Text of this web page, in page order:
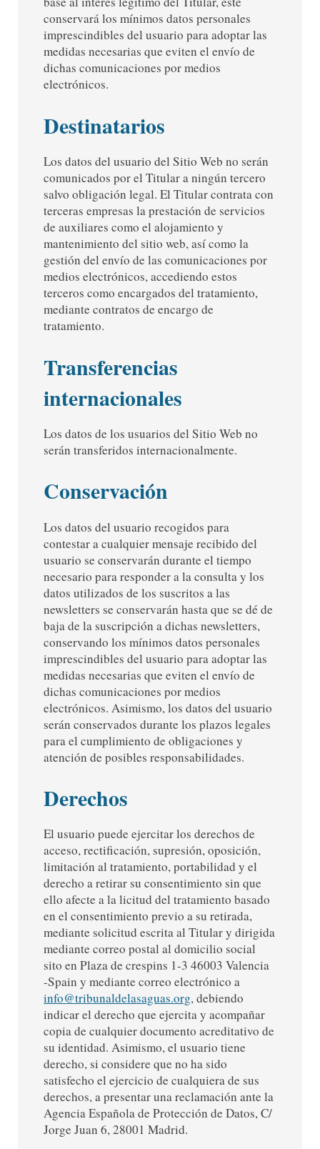
conservará los mínimos datos personales
imprescindibles del usuario para adoptar las
medidas necesarias que eviten el envío de
dichas comunicaciones por medios
electrónicos.
Destinatarios
Los datos del usuario del Sitio Web no serán
comunicados por el Titular a ningún tercero
salvo obligación legal. El Titular contrata con
terceras empresas la prestación de servicios
de auxiliares como el alojamiento y
mantenimiento del sitio web, así como la
gestión del envío de las comunicaciones por
medios electrónicos, accediendo estos
terceros como encargados del tratamiento,
mediante contratos de encargo de
tratamiento.
Transferencias
internacionales
Los datos de los usuarios del Sitio Web no
serán transferidos internacionalmente.
Conservación
Los datos del usuario recogidos para
contestar a cualquier mensaje recibido del
usuario se conservarán durante el tiempo
necesario para responder a la consulta y los
datos utilizados de los suscritos a las
newsletters se conservarán hasta que se dé de
baja de la suscripción a dichas newsletters,
conservando los mínimos datos personales
imprescindibles del usuario para adoptar las
medidas necesarias que eviten el envío de
dichas comunicaciones por medios
electrónicos. Asimismo, los datos del usuario
serán conservados durante los plazos legales
para el cumplimiento de obligaciones y
atención de posibles responsabilidades.
Derechos
El usuario puede ejercitar los derechos de
acceso, rectificación, supresión, oposición,
limitación al tratamiento, portabilidad y el
derecho a retirar su consentimiento sin que
ello afecte a la licitud del tratamiento basado
en el consentimiento previo a su retirada,
mediante solicitud escrita al Titular y dirigida
mediante correo postal al domicilio social
sito en Plaza de crespins 1-3 46003 Valencia
-Spain y mediante correo electrónico a
info@tribunaldelasaguas.org, debiendo
indicar el derecho que ejercita y acompañar
copia de cualquier documento acreditativo de
su identidad. Asimismo, el usuario tiene
derecho, si considere que no ha sido
satisfecho el ejercicio de cualquiera de sus
derechos, a presentar una reclamación ante la
Agencia Española de Protección de Datos, C/
Jorge Juan 6, 28001 Madrid.